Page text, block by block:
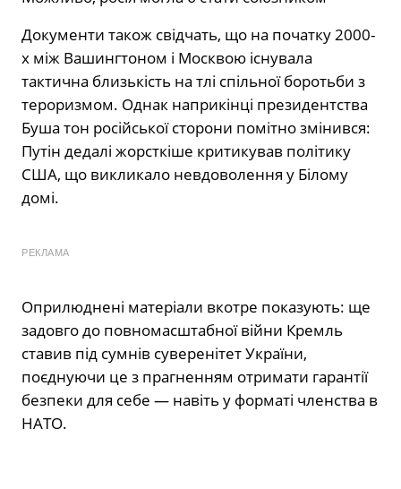
Документи також свідчать, що на початку 2000-
х між Вашингтоном і Москвою існувала
тактична близькість на тлі спільної боротьби з
тероризмом. Однак наприкінці президентства
Буша тон російської сторони помітно змінився:
Путін дедалі жорсткіше критикував політику
США, що викликало невдоволення у Білому
домі.
РЕКЛАМА
Оприлюднені матеріали вкотре показують: ще
задовго до повномасштабної війни Кремль
ставив під сумнів суверенітет України,
поєднуючи це з прагненням отримати гарантії
безпеки для себе — навіть у форматі членства в
НАТО.